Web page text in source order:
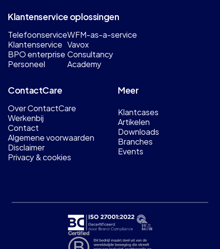
Klantenservice oplossingen
Telefoonservice
Klantenservice
BPO enterprise
Personeel
WFM-as-a-service
Vavox
Consultancy
Academy
Meer
Klantcases
Artikelen
Downloads
Branches
Events
ContactCare
Over ContactCare
Werkenbij
Contact
Algemene voorwaarden
Disclaimer
Privacy & cookies